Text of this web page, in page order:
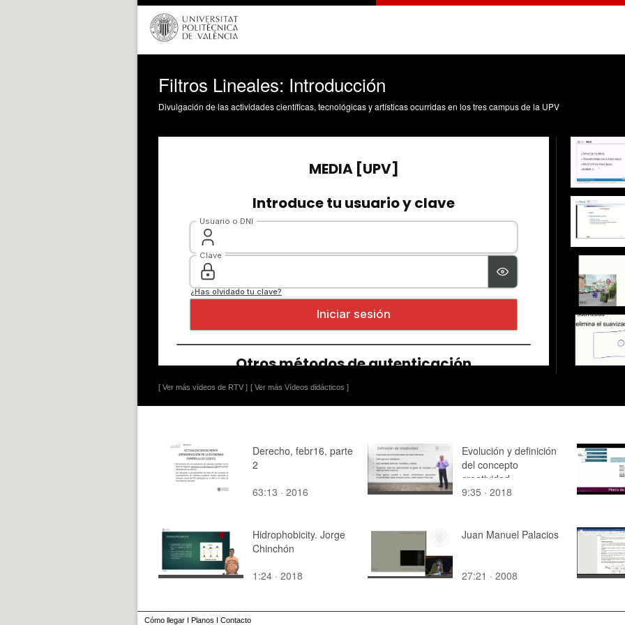
Filtros Lineales: Introducción
Divulgación de las actividades científicas, tecnológicas y artísticas ocurridas en los tres campus de la UPV
[ Ver más vídeos de RTV ] [ Ver más Vídeos didácticos ]
Derecho, febr16, parte
2
63:13 · 2016
Evolución y definición
del concepto
creatividad
9:35 · 2018
Hidrophobicity. Jorge
Chinchón
1:24 · 2018
Juan Manuel Palacios
27:21 · 2008
Cómo llegar I Planos I Contacto